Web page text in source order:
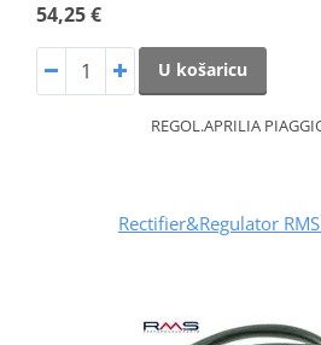
54,25 €
U košaricu
REGOL.APRILIA
Rectifier&Regulator